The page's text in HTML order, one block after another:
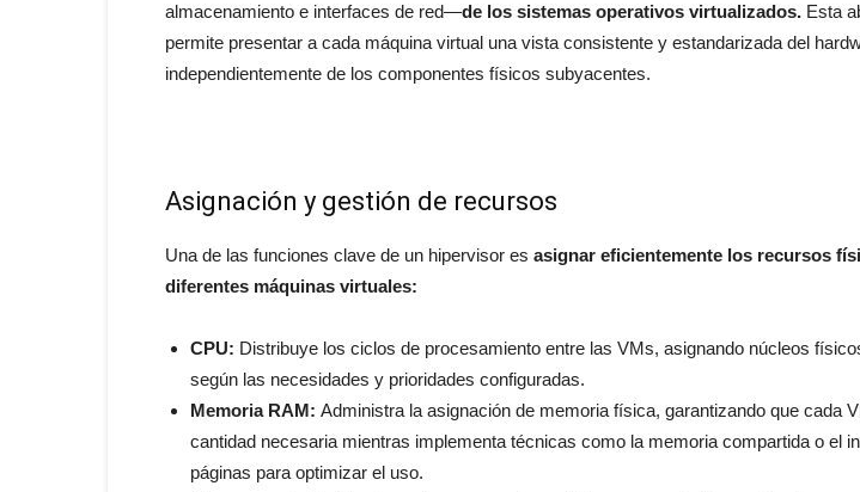
almacenamiento e interfaces de red—de los sistemas operativos virtualizados. Esta
permite presentar a cada máquina virtual una vista consistente y estandarizada del
independientemente de los componentes físicos subyacentes.
Asignación y gestión de recursos
Una de las funciones clave de un hipervisor es asignar eficientemente los recursos
diferentes máquinas virtuales:
CPU: Distribuye los ciclos de procesamiento entre las VMs, asignando núcleos
según las necesidades y prioridades configuradas.
Memoria RAM: Administra la asignación de memoria física, garantizando que cada
cantidad necesaria mientras implementa técnicas como la memoria compartida o el
páginas para optimizar el uso.